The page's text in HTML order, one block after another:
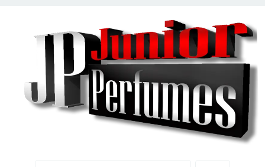
para lembrar e entender como você usa nosso
site, analisar seu uso de nossos produtos e
serviços, ajudar com nossos esforços de
marketing e fornecer conteúdo de terceiros. Leia
Política de Cookies e Privacidade
Eu aceito